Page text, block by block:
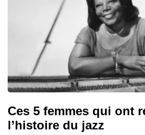
Ces 5 femmes qui ont
l’histoire du jazz